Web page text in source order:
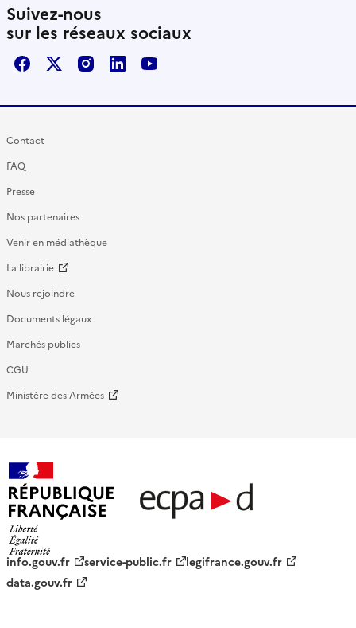
Suivez-nous
sur les réseaux sociaux
FacebookX / TwitterInstagram
LinkedInYoutube
Contact
FAQ
Presse
Nos partenaires
Venir en médiathèque
La librairie
Nous rejoindre
Documents légaux
Marchés publics
CGU
Ministère des Armées
française - ECPAD
info.gouv.fr service-public.fr
legifrance.gouv.fr
data.gouv.fr